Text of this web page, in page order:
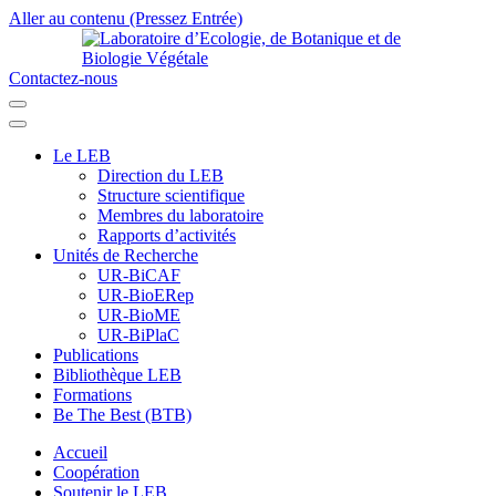
Aller au contenu (Pressez Entrée)
Contactez-nous
Le LEB
Direction du LEB
Structure scientifique
Membres du laboratoire
Rapports d’activités
Unités de Recherche
UR-BiCAF
UR-BioERep
UR-BioME
UR-BiPlaC
Publications
Bibliothèque LEB
Formations
Be The Best (BTB)
Accueil
Coopération
Soutenir le LEB